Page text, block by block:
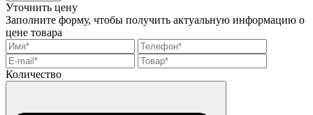
Уточнить цену
Заполните форму, чтобы получить актуальную информацию о
цене товара
Количество